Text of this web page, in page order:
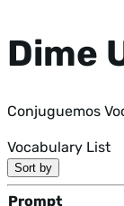
Dime
Conjuguemos
Vocabulary List
Sort by
Prompt